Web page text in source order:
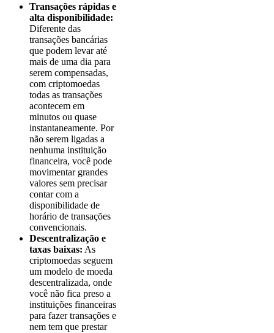
Transações rápidas e
alta disponibilidade:
Diferente das
transações bancárias
que podem levar até
mais de uma dia para
serem compensadas,
com criptomoedas
todas as transações
acontecem em
minutos ou quase
instantaneamente. Por
não serem ligadas a
nenhuma instituição
financeira, você pode
movimentar grandes
valores sem precisar
contar com a
disponibilidade de
horário de transações
convencionais.
Descentralização e
taxas baixas: As
criptomoedas seguem
um modelo de moeda
descentralizada, onde
você não fica preso a
instituições financeiras
para fazer transações e
nem tem que prestar